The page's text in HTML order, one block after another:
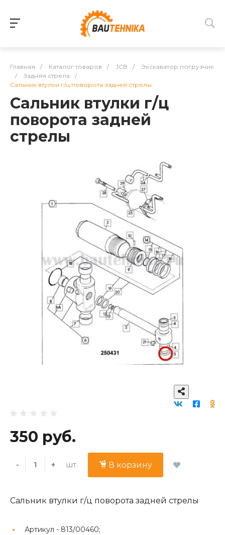
Главная / Каталог товаров / JCB /
Экскаватор погрузчик
/
Задняя стрела
/
Сальник втулки г/ц поворота задней стрелы
Сальник втулки г/ц
поворота задней
стрелы
350 руб.
- + шт. В корзину
Сальник втулки г/ц поворота задней стрелы
Артикул - 813/00460;